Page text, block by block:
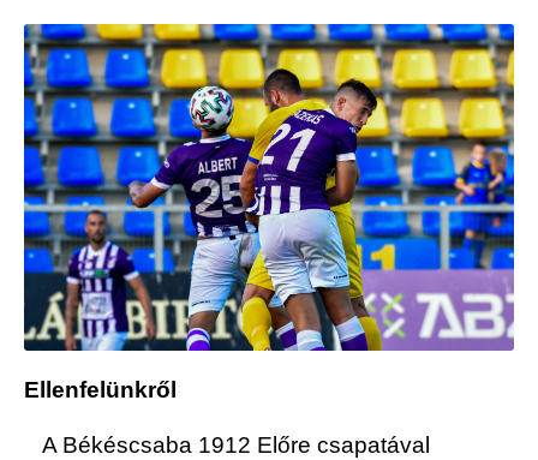
Ellenfelünkről
A Békéscsaba 1912 Előre csapatával